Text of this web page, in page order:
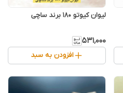
لیوان کیوتو ۱۸۰ برند ساچی
۵۳۱٬۰۰۰
افزودن به سبد